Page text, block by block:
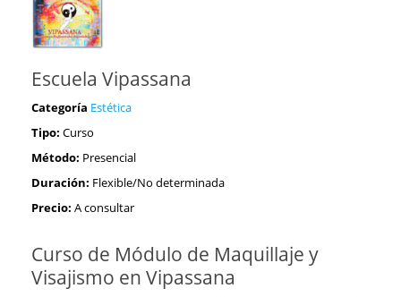
Escuela Vipassana
Categoría Estética
Tipo: Curso
Método: Presencial
Duración: Flexible/No determinada
Precio: A consultar
Curso de Módulo de Maquillaje y
Visajismo en Vipassana